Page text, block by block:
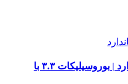
خرید شیشه‌آلات آزمایشگاهی استاندارد | بوروسیلیکات ۳.۳ با